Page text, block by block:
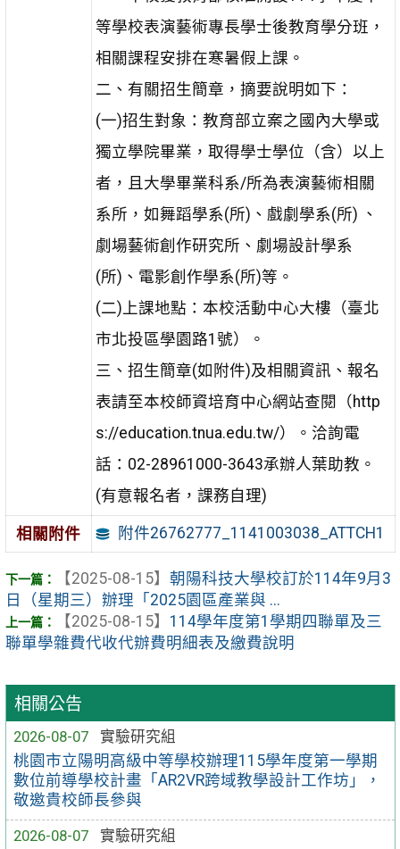
相關公告
2026-08-07
實驗研究組
桃園市立陽明高級中等學校辦理115學年度第一學期
數位前導學校計畫「AR2VR跨域教學設計工作坊」，
敬邀貴校師長參與
2026-08-07
實驗研究組
等學校表演藝術專長學士後教育學分班，
相關課程安排在寒暑假上課。
二、有關招生簡章，摘要說明如下：
(一)招生對象：教育部立案之國內大學或
獨立學院畢業，取得學士學位（含）以上
者，且大學畢業科系/所為表演藝術相關
系所，如舞蹈學系(所)、戲劇學系(所) 、
劇場藝術創作研究所、劇場設計學系
(所)、電影創作學系(所)等。
(二)上課地點：本校活動中心大樓（臺北
市北投區學園路1號）。
三、招生簡章(如附件)及相關資訊、報名
表請至本校師資培育中心網站查閱（http
s://education.tnua.edu.tw/）。洽詢電
話：02-28961000-3643承辦人葉助教。
(有意報名者，課務自理)
相關附件 附件26762777_1141003038_ATTCH1
【2025-08-15】 朝陽科技大學校訂於114年9月3
日（星期三）辦理「2025園區產業與 ...
【2025-08-15】 114學年度第1學期四聯單及三
聯單學雜費代收代辦費明細表及繳費說明